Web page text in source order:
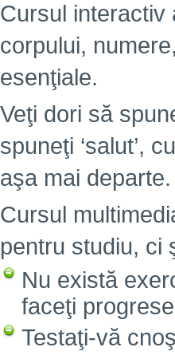
Cursul interactiv
corpului,
esenţiale.
Veţi dori să
spuneţi ‘salut’,
aşa mai departe.
Cursul
pentru studiu, ci
Nu există
faceţi
Testaţi-vă